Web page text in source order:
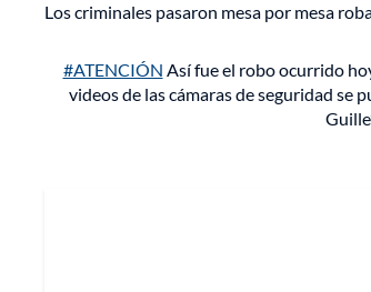
Los criminales pasaron mesa por mesa
#ATENCIÓN Así fue el robo ocurrido
videos de las cámaras de seguridad se